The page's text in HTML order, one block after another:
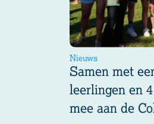
Nieuws
Samen met
leerlingen en
mee aan de